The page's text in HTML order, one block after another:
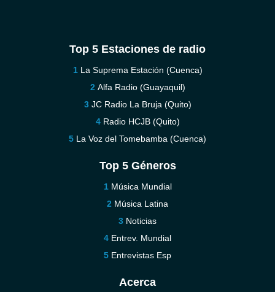
Top 5 Estaciones de radio
La Suprema Estación (Cuenca)
Alfa Radio (Guayaquil)
JC Radio La Bruja (Quito)
Radio HCJB (Quito)
La Voz del Tomebamba (Cuenca)
Top 5 Géneros
Música Mundial
Música Latina
Noticias
Entrev. Mundial
Entrevistas Esp
Acerca